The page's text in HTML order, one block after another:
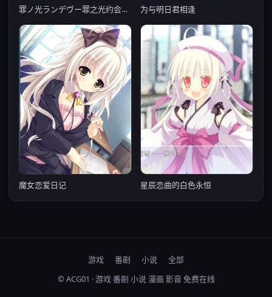
罪ノ光ランデヴー罪之光约会【PC0818】 为与明日君相逢
魔女恋爱日记 星辰恋曲的白色永恒
游戏 番剧 小说
全部
© ACG01 · 游戏 番剧 小说 漫画 影音 免费在线